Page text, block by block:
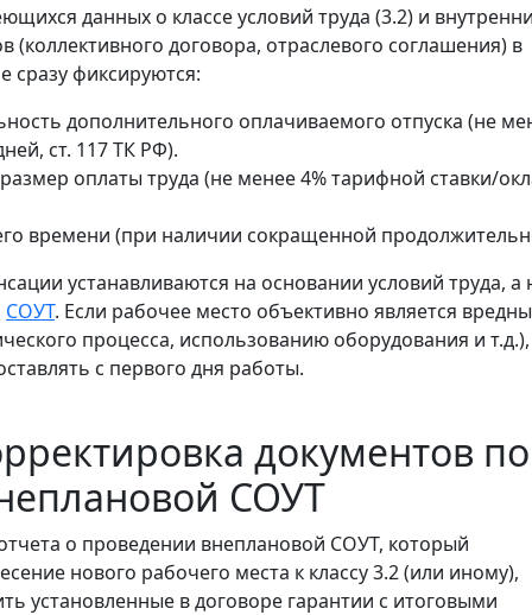
данных о классе условий труда (3.2) и
(коллективного договора, отраслевого соглашения) в
сразу фиксируются:
дополнительного оплачиваемого отпуска (не
ст. 117 ТК РФ).
оплаты труда (не менее 4% тарифной ставки/
времени (при наличии сокращенной
устанавливаются на основании условий труда, а
СОУТ. Если рабочее место объективно является
процесса, использованию оборудования и
с первого дня работы.
документов по
СОУТ
о проведении внеплановой СОУТ, который
нового рабочего места к классу 3.2 (или иному),
установленные в договоре гарантии с итоговыми